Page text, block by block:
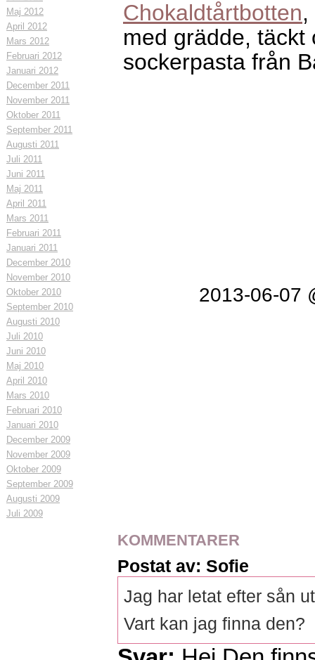
Maj 2012
April 2012
Mars 2012
Februari 2012
Januari 2012
December 2011
November 2011
Oktober 2011
September 2011
Augusti 2011
Juli 2011
Juni 2011
Maj 2011
April 2011
Mars 2011
Februari 2011
Januari 2011
December 2010
November 2010
Oktober 2010
September 2010
Augusti 2010
Juli 2010
Juni 2010
Maj 2010
April 2010
Mars 2010
Februari 2010
Januari 2010
December 2009
November 2009
Oktober 2009
September 2009
Augusti 2009
Juli 2009
Chokaldtårtbotten,
med grädde,
sockerpasta från
2013-06-07
KOMMENTARER
Postat av: Sofie
Jag har letat efter sån
Vart kan jag finna den?